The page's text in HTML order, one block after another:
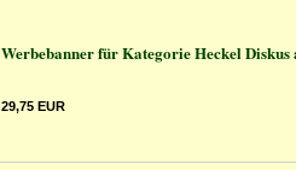
Werbebanner für Kategorie Heckel Diskus
29,75 EUR